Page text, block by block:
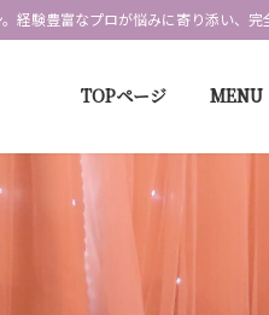
経験豊富なプロが悩みに寄り添い、完
TOPページ MENU